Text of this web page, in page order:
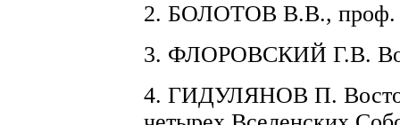
2. БОЛОТОВ В.В., проф.
3. ФЛОРОВСКИЙ Г.В.
4. ГИДУЛЯНОВ П.